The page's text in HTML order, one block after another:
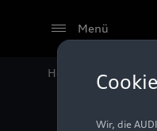
Menü
Home Audi Media
Wir, die